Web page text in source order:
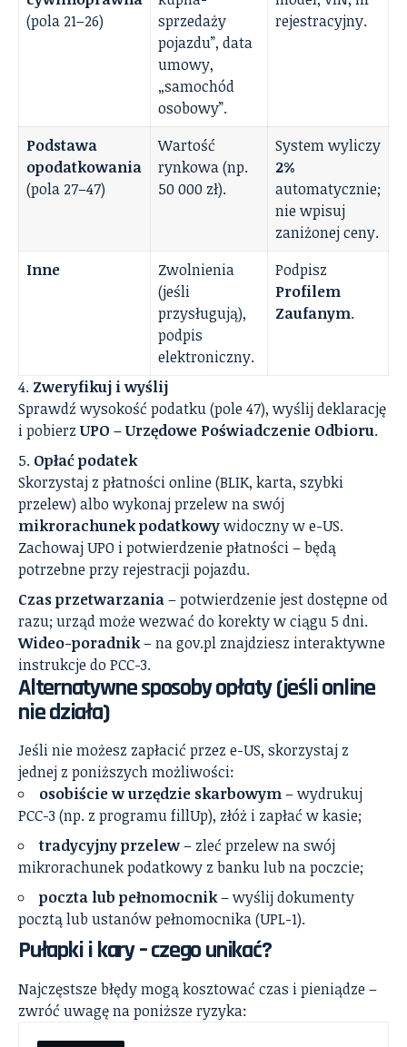
(pola 21–26)
sprzedaży
pojazdu”, data
umowy,
„samochód
osobowy”.
rejestracyjny.
Podstawa
opodatkowania
(pola 27–47)
Wartość
rynkowa (np.
50 000 zł).
System wyliczy
2%
automatycznie;
nie wpisuj
zaniżonej ceny.
Inne
Zwolnienia
(jeśli
przysługują),
podpis
elektroniczny.
Podpisz
Profilem
Zaufanym.
Zweryfikuj i wyślij
Sprawdź wysokość podatku (pole 47), wyślij deklarację
i pobierz UPO – Urzędowe Poświadczenie Odbioru.
Opłać podatek
Skorzystaj z płatności online (BLIK, karta, szybki
przelew) albo wykonaj przelew na swój
mikrorachunek podatkowywidoczny w e-US.
Zachowaj UPO i potwierdzenie płatności – będą
potrzebne przy rejestracji pojazdu.
Czas przetwarzania– potwierdzenie jest dostępne od
razu; urząd może wezwać do korekty w ciągu 5 dni.
Wideo-poradnik– na gov.pl znajdziesz interaktywne
instrukcje do PCC-3.
Alternatywne sposoby opłaty (jeśli online
nie działa)
Jeśli nie możesz zapłacić przez e-US, skorzystaj z
jednej z poniższych możliwości:
osobiście w urzędzie skarbowym– wydrukuj
PCC-3 (np. z programu fillUp), złóż i zapłać w kasie;
tradycyjny przelew– zleć przelew na swój
mikrorachunek podatkowy z banku lub na poczcie;
poczta lub pełnomocnik– wyślij dokumenty
pocztą lub ustanów pełnomocnika (UPL-1).
Pułapki i kary – czego unikać?
Najczęstsze błędy mogą kosztować czas i pieniądze –
zwróć uwagę na poniższe ryzyka: